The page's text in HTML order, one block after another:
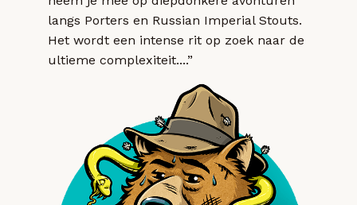
langs Porters en Russian Imperial Stouts.
Het wordt een intense rit op zoek naar de
ultieme complexiteit....”